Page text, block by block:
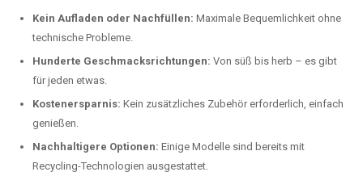
Kein Aufladen oder Nachfüllen: Maximale Bequemlichkeit ohne
technische Probleme.
Hunderte Geschmacksrichtungen: Von süß bis herb – es gibt
für jeden etwas.
Kostenersparnis: Kein zusätzliches Zubehör erforderlich, einfach
genießen.
Nachhaltigere Optionen: Einige Modelle sind bereits mit
Recycling-Technologien ausgestattet.